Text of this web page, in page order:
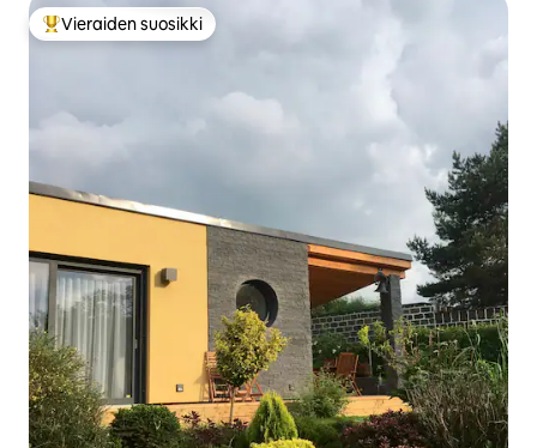
Vieraiden suosikkien parhaimmistoa
Vieraiden suosikki